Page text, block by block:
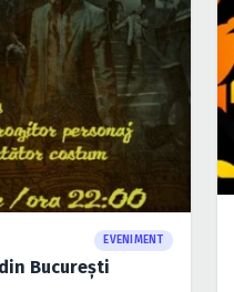
EVENIMENT
Bucureşti